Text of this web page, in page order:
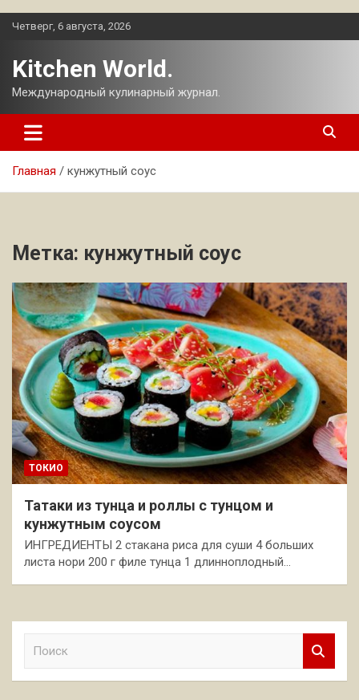
Перейти
Четверг, 6 августа, 2026
Kitchen World.
Международный кулинарный журнал.
Главная кунжутный соус
Метка: кунжутный соус
ТОКИО
Татаки из тунца и роллы с тунцом и
кунжутным соусом
ИНГРЕДИЕНТЫ 2 стакана риса для суши 4 больших
листа нори 200 г филе тунца 1 длинноплодный…